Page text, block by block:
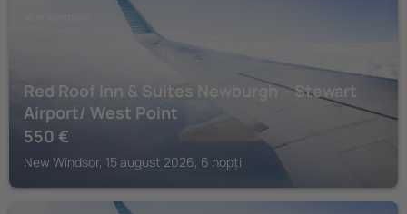
Red Roof Inn & Suites Newburgh – Stewart
Airport/ West Point
550 €
New Windsor, 15 august 2026, 6 nopți